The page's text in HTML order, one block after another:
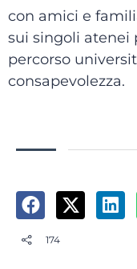
con amici e
sui singoli atenei
percorso
consapevolezza.
174